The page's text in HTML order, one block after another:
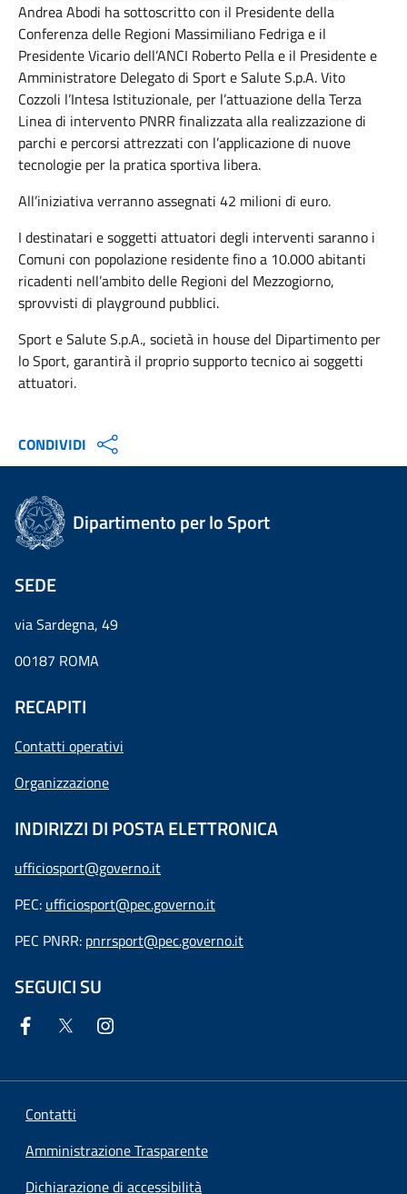
Andrea Abodi ha sottoscritto con il Presidente della
Conferenza delle Regioni Massimiliano Fedriga e il
Presidente Vicario dell’ANCI Roberto Pella e il Presidente e
Amministratore Delegato di Sport e Salute S.p.A. Vito
Cozzoli l’Intesa Istituzionale, per l’attuazione della Terza
Linea di intervento PNRR finalizzata alla realizzazione di
parchi e percorsi attrezzati con l’applicazione di nuove
tecnologie per la pratica sportiva libera.
All’iniziativa verranno assegnati 42 milioni di euro.
I destinatari e soggetti attuatori degli interventi saranno i
Comuni con popolazione residente fino a 10.000 abitanti
ricadenti nell’ambito delle Regioni del Mezzogiorno,
sprovvisti di playground pubblici.
Sport e Salute S.p.A., società in house del Dipartimento per
lo Sport, garantirà il proprio supporto tecnico ai soggetti
attuatori.
CONDIVIDI
Dipartimento per lo Sport
SEDE
via Sardegna, 49
00187 ROMA
RECAPITI
Contatti operativi
Organizzazione
INDIRIZZI DI POSTA ELETTRONICA
ufficiosport@governo.it
PEC: ufficiosport@pec.governo.it
PEC PNRR: pnrrsport@pec.governo.it
SEGUICI SU
Contatti
Amministrazione Trasparente
Dichiarazione di accessibilità